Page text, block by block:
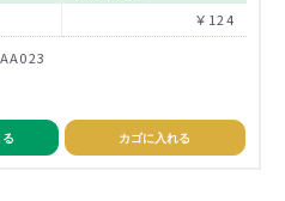
￥124
カゴに入れる